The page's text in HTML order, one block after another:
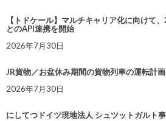
【トドケール】マルチキャリア化に向けて
とのAPI連携を開始
2026年7月30日
JR貨物／お盆休み期間の貨物列車の運転計
2026年7月30日
にしてつドイツ現地法人 シュツットガルト